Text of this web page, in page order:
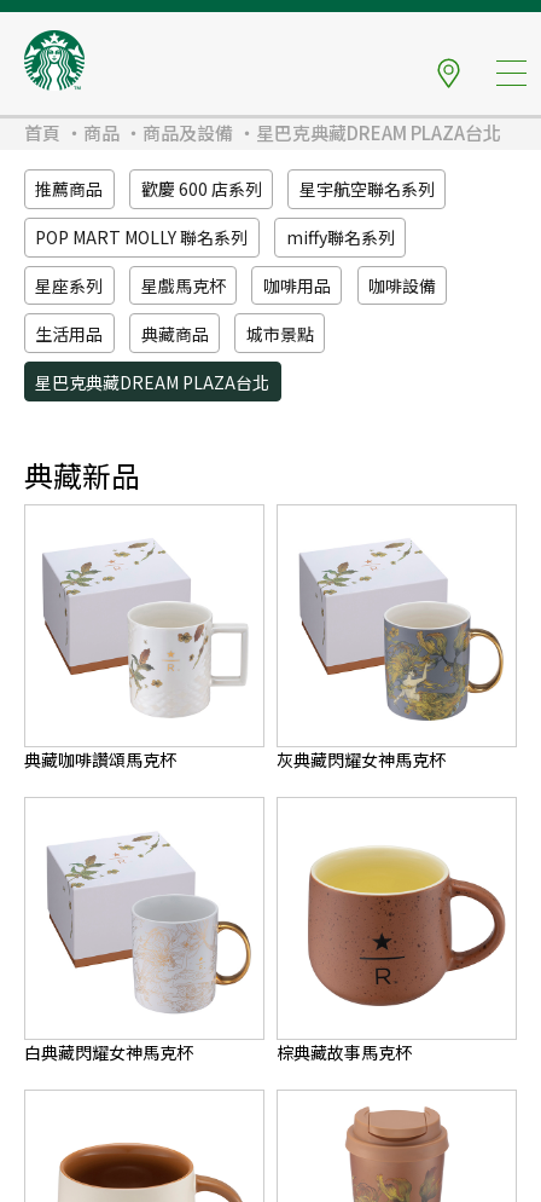
首頁 商品 商品及設備 星巴克典藏DREAM PLAZA台北
推薦商品 歡慶 600 店系列
星宇航空聯名系列
POP MART MOLLY 聯名系列
miffy聯名系列
星座系列
星戲馬克杯 咖啡用品
咖啡設備
生活用品
典藏商品
城市景點
星巴克典藏DREAM PLAZA台北
典藏新品
典藏咖啡讚頌馬克杯 灰典藏閃耀女神馬克杯
白典藏閃耀女神馬克杯 棕典藏故事馬克杯